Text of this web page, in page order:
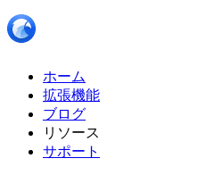
ホーム
拡張機能
ブログ
リソース
サポート